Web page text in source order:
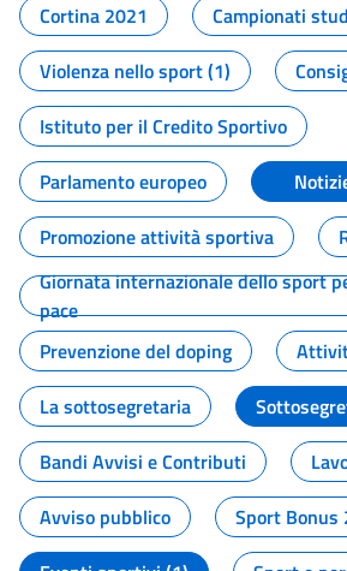
Cortina 2021
Campionati
Violenza nello sport (1)
Istituto per il Credito Sportivo
Parlamento europeo
Promozione attività sportiva
Giornata internazionale dello sport
pace
Prevenzione del doping
La sottosegretaria
Bandi Avvisi e Contributi
Avviso pubblico
Sport Bonus